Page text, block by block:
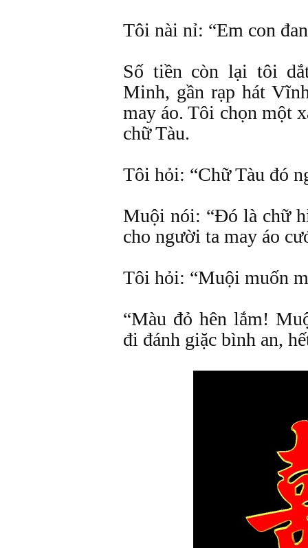
Tôi nài nỉ: “Em con
Số tiền còn lại tôi
Minh, gần rạp hát
may áo. Tôi chọn một
chữ Tàu.
Tôi hỏi: “Chữ Tàu đó
Muội nói: “Đó là chữ
cho người ta may áo
Tôi hỏi: “Muội muốn
“Màu đỏ hên lắm!
đi đánh giặc bình an,